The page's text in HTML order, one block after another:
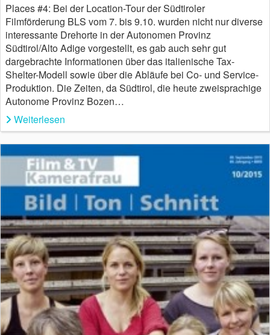
Places #4: Bei der Location-Tour der Südtiroler
Filmförderung BLS vom 7. bis 9.10. wurden nicht nur diverse
interessante Drehorte in der Autonomen Provinz
Südtirol/Alto Adige vorgestellt, es gab auch sehr gut
dargebrachte Informationen über das italienische Tax-
Shelter-Modell sowie über die Abläufe bei Co- und Service-
Produktion. Die Zeiten, da Südtirol, die heute zweisprachige
Autonome Provinz Bozen…
Weiterlesen